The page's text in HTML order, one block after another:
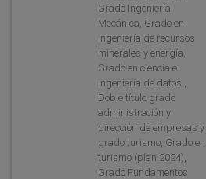
Grado Ingeniería
Mecánica, Grado en
ingeniería de recursos
minerales y energía,
Grado en ciencia e
ingeniería de datos ,
Doble título grado
administración y
dirección de empresas y
grado turismo, Grado en
turismo (plan 2024),
Grado Fundamentos